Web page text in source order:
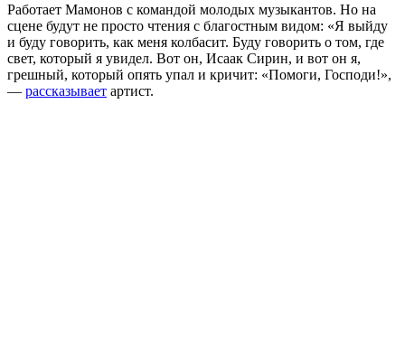
Работает Мамонов с командой молодых музыкантов. Но на
сцене будут не просто чтения с благостным видом: «Я выйду
и буду говорить, как меня колбасит. Буду говорить о том, где
свет, который я увидел. Вот он, Исаак Сирин, и вот он я,
грешный, который опять упал и кричит: «Помоги, Господи!»,
— рассказывает артист.